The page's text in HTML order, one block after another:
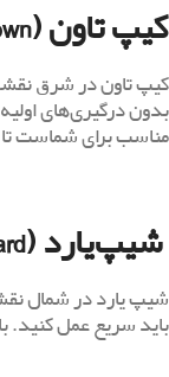
کیپ تاون (Cape Town)
کیپ تاون در شرق نقشه
بدون درگیری‌های
مناسب برای شماست تا
شیپ‌یارد (Shipyard)
شیپ ‌یارد در شمال
باید سریع عمل کنید.